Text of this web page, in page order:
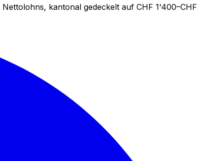
kantonal gedeckelt auf CHF 1'400–CHF